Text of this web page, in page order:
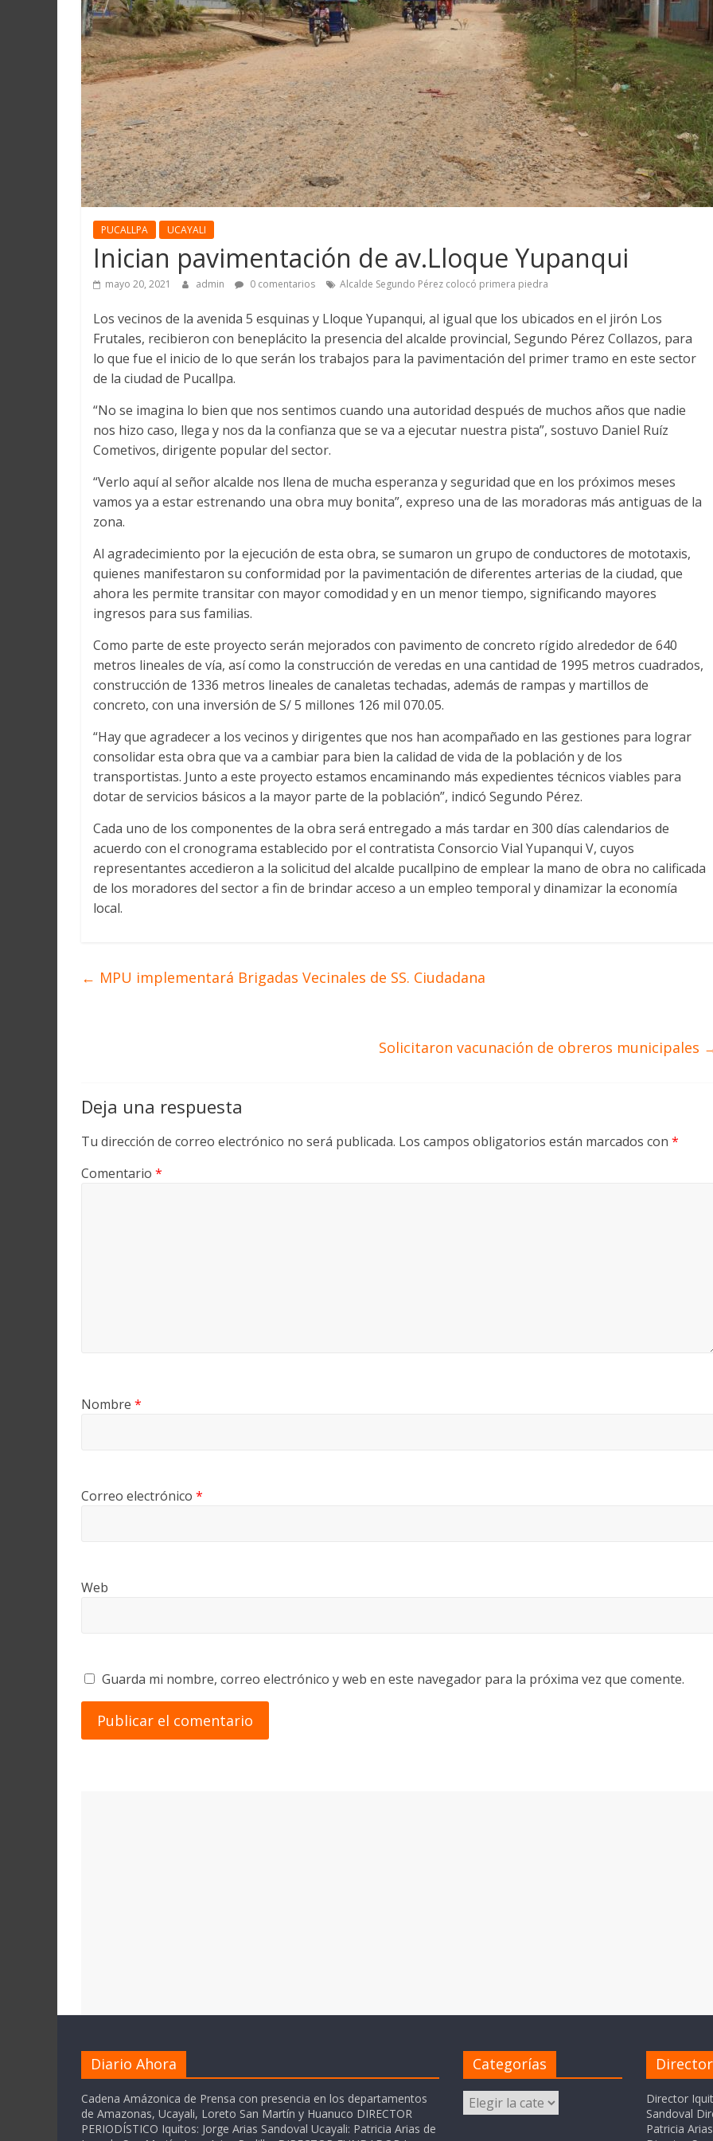
Martín
y
Loreto
PUCALLPA UCAYALI
Inician pavimentación de av.Lloque Yupanqui
mayo 20, 2021 admin 0 comentarios Alcalde Segundo Pérez colocó primera piedra
Los vecinos de la avenida 5 esquinas y Lloque Yupanqui, al igual que los ubicados en el jirón Los
Frutales, recibieron con beneplácito la presencia del alcalde provincial, Segundo Pérez Collazos, para
lo que fue el inicio de lo que serán los trabajos para la pavimentación del primer tramo en este sector
de la ciudad de Pucallpa.
“No se imagina lo bien que nos sentimos cuando una autoridad después de muchos años que nadie
nos hizo caso, llega y nos da la confianza que se va a ejecutar nuestra pista”, sostuvo Daniel Ruíz
Cometivos, dirigente popular del sector.
“Verlo aquí al señor alcalde nos llena de mucha esperanza y seguridad que en los próximos meses
vamos ya a estar estrenando una obra muy bonita”, expreso una de las moradoras más antiguas de la
zona.
Al agradecimiento por la ejecución de esta obra, se sumaron un grupo de conductores de mototaxis,
quienes manifestaron su conformidad por la pavimentación de diferentes arterias de la ciudad, que
ahora les permite transitar con mayor comodidad y en un menor tiempo, significando mayores
ingresos para sus familias.
Como parte de este proyecto serán mejorados con pavimento de concreto rígido alrededor de 640
metros lineales de vía, así como la construcción de veredas en una cantidad de 1995 metros cuadrados,
construcción de 1336 metros lineales de canaletas techadas, además de rampas y martillos de
concreto, con una inversión de S/ 5 millones 126 mil 070.05.
“Hay que agradecer a los vecinos y dirigentes que nos han acompañado en las gestiones para lograr
consolidar esta obra que va a cambiar para bien la calidad de vida de la población y de los
transportistas. Junto a este proyecto estamos encaminando más expedientes técnicos viables para
dotar de servicios básicos a la mayor parte de la población”, indicó Segundo Pérez.
Cada uno de los componentes de la obra será entregado a más tardar en 300 días calendarios de
acuerdo con el cronograma establecido por el contratista Consorcio Vial Yupanqui V, cuyos
representantes accedieron a la solicitud del alcalde pucallpino de emplear la mano de obra no calificada
de los moradores del sector a fin de brindar acceso a un empleo temporal y dinamizar la economía
local.
← MPU implementará Brigadas Vecinales de SS. Ciudadana
Solicitaron vacunación de obreros municipales
Deja una respuesta
Tu dirección de correo electrónico no será publicada. Los campos obligatorios están marcados con *
Comentario *
Nombre *
Correo electrónico *
Web
Guarda mi nombre, correo electrónico y web en este navegador para la próxima vez que comente.
Diario Ahora
Cadena Amázonica de Prensa con presencia en los departamentos
de Amazonas, Ucayali, Loreto San Martín y Huanuco DIRECTOR
PERIODÍSTICO Iquitos: Jorge Arias Sandoval Ucayali: Patricia Arias de
Categorías
Categorías
Director
Sandoval
Patricia